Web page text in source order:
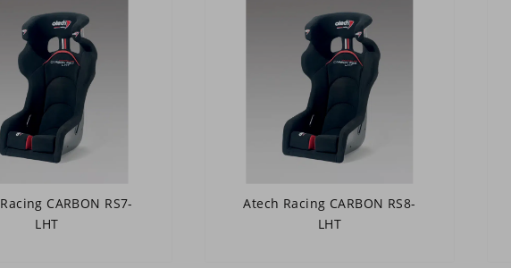
CARBON RS7-
LHT
Atech Racing CARBON RS8-
LHT